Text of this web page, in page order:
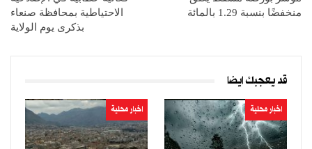
منخفضًا بنسبة 1.29 بالمائة
الاحتياطية بمحافظة صنعاء
بذكرى يوم الولاية
قد يعجبك ايضا
اخبار محلية اخبار محلية